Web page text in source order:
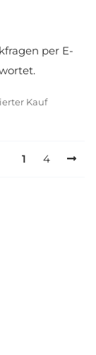
per E-
Kauf
1 4